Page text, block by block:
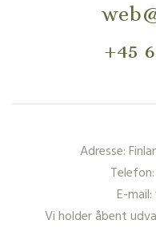
+45
Adresse:
E-
Vi holder åbent